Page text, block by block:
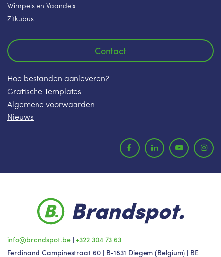
Wimpels en Vaandels
Zitkubus
Contact
Hoe bestanden aanleveren?
Grafische Templates
Algemene voorwaarden
Nieuws
info@brandspot.be | +322 304 73 63
Ferdinand Campinestraat 60 | B-1831 Diegem (Belgium) | BE